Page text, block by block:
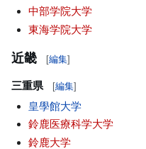
中部学院大学
東海学院大学
近畿 [編集]
三重県 [編集]
皇學館大学
鈴鹿医療科学大学
鈴鹿大学